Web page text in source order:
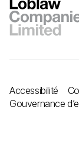
Accessibilité
Gouvernance